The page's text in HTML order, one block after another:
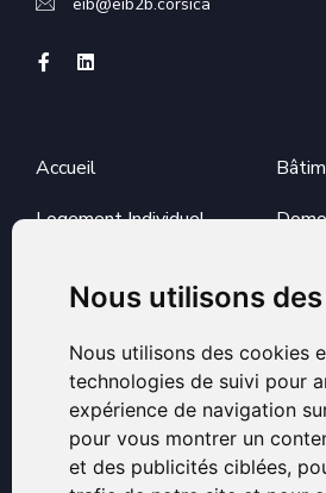
Nous utilisons
Nous utilisons des cookies
technologies de suivi pour
expérience de navigation
pour vous montrer un
et des publicités ciblées,
Accueil
Logement Individuel
Garage
Hôtels & Locaux
Commerciaux